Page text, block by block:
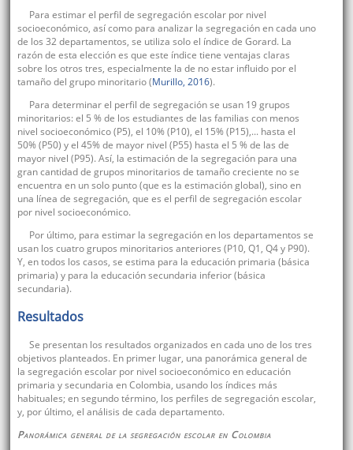
Para estimar el perfil de segregación escolar por nivel
socioeconómico, así como para analizar la segregación en cada uno
de los 32 departamentos, se utiliza solo el índice de Gorard. La
razón de esta elección es que este índice tiene ventajas claras
sobre los otros tres, especialmente la de no estar influido por el
tamaño del grupo minoritario (Murillo, 2016).
Para determinar el perfil de segregación se usan 19 grupos
minoritarios: el 5 % de los estudiantes de las familias con menos
nivel socioeconómico (P5), el 10% (P10), el 15% (P15),... hasta el
50% (P50) y el 45% de mayor nivel (P55) hasta el 5 % de las de
mayor nivel (P95). Así, la estimación de la segregación para una
gran cantidad de grupos minoritarios de tamaño creciente no se
encuentra en un solo punto (que es la estimación global), sino en
una línea de segregación, que es el perfil de segregación escolar
por nivel socioeconómico.
Por último, para estimar la segregación en los departamentos se
usan los cuatro grupos minoritarios anteriores (P10, Q1, Q4 y P90).
Y, en todos los casos, se estima para la educación primaria (básica
primaria) y para la educación secundaria inferior (básica
secundaria).
Resultados
Se presentan los resultados organizados en cada uno de los tres
objetivos planteados. En primer lugar, una panorámica general de
la segregación escolar por nivel socioeconómico en educación
primaria y secundaria en Colombia, usando los índices más
habituales; en segundo término, los perfiles de segregación escolar,
y, por último, el análisis de cada departamento.
Panorámica general de la segregación escolar en Colombia